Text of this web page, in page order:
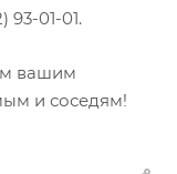
93-01-01.
вашим
и соседям!